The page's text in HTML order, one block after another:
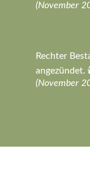
(November
Rechter
angezündet.
(November